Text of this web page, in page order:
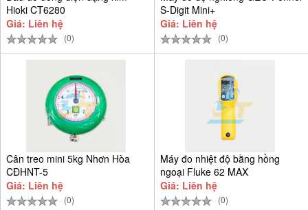
Hioki CT6280
Giá: Liên hệ
(0)
S-Digit Mini+
Giá: Liên hệ
(0)
Cân treo mini 5kg Nhơn Hòa
CĐHNT-5
Giá: Liên hệ
(0)
Máy đo nhiệt độ bằng hồng
ngoại Fluke 62 MAX
Giá: Liên hệ
(0)